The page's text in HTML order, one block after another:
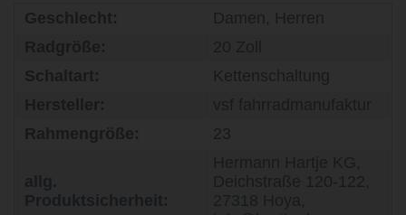
Geschlecht:
Damen, Herren
Schaltart:
Kettenschaltung
Rahmengröße:
23